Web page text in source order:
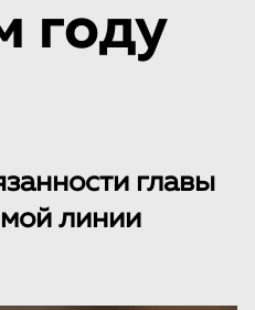
году
главы
линии